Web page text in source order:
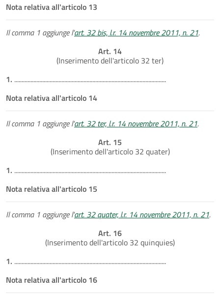
Nota relativa all'articolo 13
Il comma 1 aggiunge l'art. 32 bis, l.r. 14 novembre 2011, n. 21.
Art. 14
(Inserimento dell'articolo 32 ter)
1. .......................................................................................................
Nota relativa all'articolo 14
Il comma 1 aggiunge l'art. 32 ter, l.r. 14 novembre 2011, n. 21.
Art. 15
(Inserimento dell'articolo 32 quater)
1. .......................................................................................................
Nota relativa all'articolo 15
Il comma 1 aggiunge l'art. 32 quater, l.r. 14 novembre 2011, n. 21.
Art. 16
(Inserimento dell'articolo 32 quinquies)
1. .......................................................................................................
Nota relativa all'articolo 16